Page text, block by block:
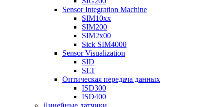
Sensor Integration Machine
SIM10xx
SIM200
SIM2x00
Sick SIM4000
Sensor Visualization
SID
SLT
Оптическая передача данных
ISD300
ISD400
Линейные датчики